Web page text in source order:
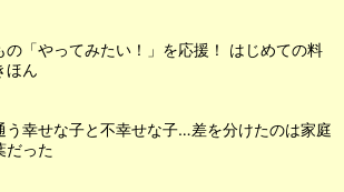
の「やってみたい！」を応援！ はじめての料
ほん
う幸せな子と不幸せな子…差を分けたのは家庭
だった